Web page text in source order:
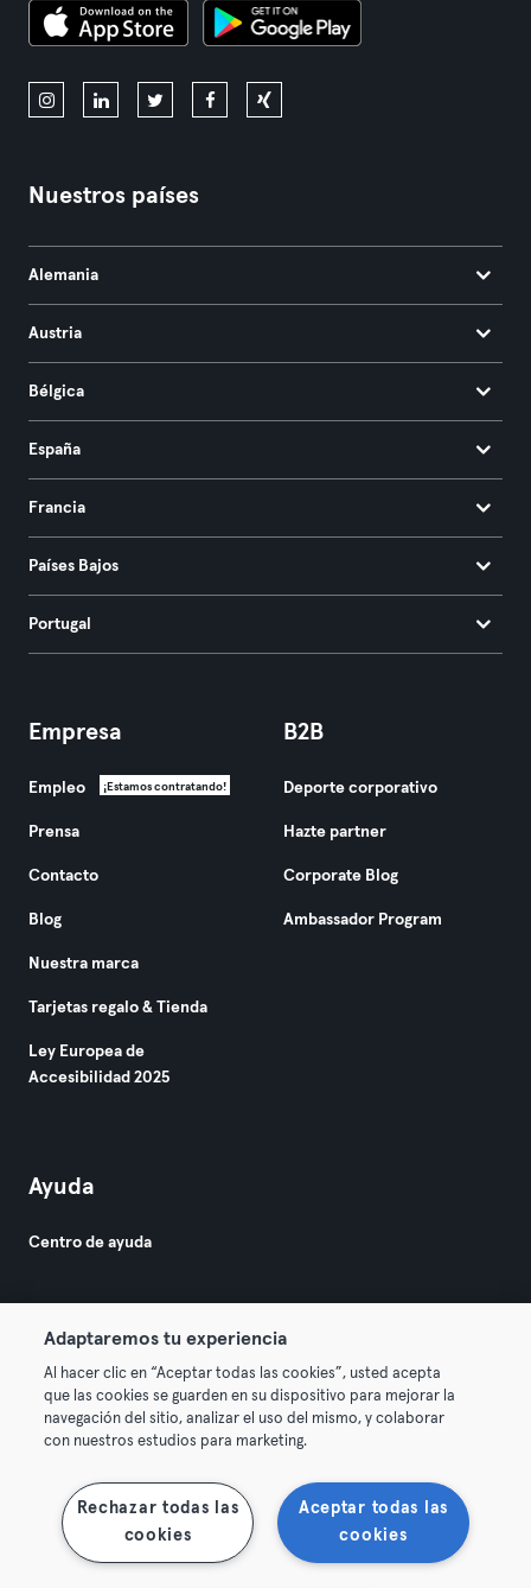
Nuestros países
Alemania
Austria
Bélgica
España
Francia
Países Bajos
Portugal
Empresa
Empleo ¡Estamos contratando!
Prensa
Contacto
Blog
Nuestra marca
Tarjetas regalo & Tienda
Ley Europea de
Accesibilidad 2025
B2B
Deporte corporativo
Hazte partner
Corporate Blog
Ambassador Program
Ayuda
Centro de ayuda
© 2026 Urban Sports Group GmbH. All rights reserved.
Términos y condiciones Privacidad
Rescindir contratos aquí Desistir de contratos aquí
Adaptaremos tu experiencia
Al hacer clic en “Aceptar todas las cookies”, usted acepta
que las cookies se guarden en su dispositivo para mejorar la
navegación del sitio, analizar el uso del mismo, y colaborar
con nuestros estudios para marketing.
Aceptar todas las
cookies
Rechazar todas las
cookies